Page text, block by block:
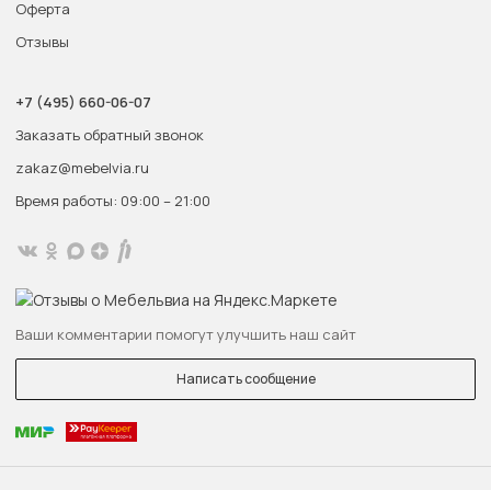
Оферта
Отзывы
+7 (495) 660-06-07
Заказать обратный звонок
zakaz@mebelvia.ru
Время работы: 09:00 – 21:00
Ваши комментарии помогут улучшить наш сайт
Написать сообщение